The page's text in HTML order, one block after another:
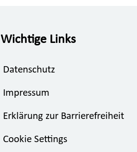
Wichtige Links
Datenschutz
Impressum
Erklärung zur Barrierefreiheit
Cookie Settings